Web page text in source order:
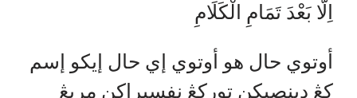
اِلَّا بَعْدَ تَمَامِ الْكَلَامِ
أوتوي حال هو أوتوي إي حال إيكو إسم
كڠ دينصبكن توركڠ نفسيراكن مريڠ